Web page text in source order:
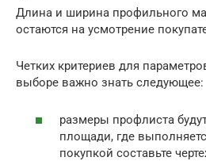
Длина и ширина профильного
остаются на усмотрение
Четких критериев для
выборе важно знать следующее:
размеры профлиста
площади, где
покупкой составьте